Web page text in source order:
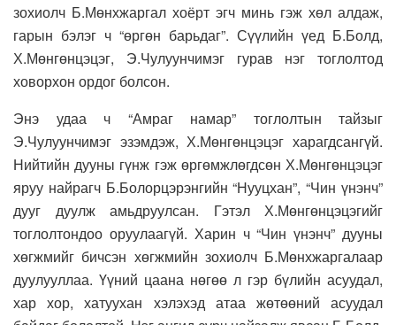
зохиолч Б.Мөнхжаргал хоёрт эгч минь гэж хөл алдаж,
гарын бэлэг ч “өргөн барьдаг”. Сүүлийн үед Б.Болд,
Х.Мөнгөнцэцэг, Э.Чулуунчимэг гурав нэг тоглолтод
ховорхон ордог болсон.
Энэ удаа ч “Амраг намар” тоглолтын тайзыг
Э.Чулуунчимэг эзэмдэж, Х.Мөнгөнцэцэг харагдсангүй.
Нийтийн дууны гүнж гэж өргөмжлөгдсөн Х.Мөнгөнцэцэг
яруу найрагч Б.Болорцэрэнгийн “Нууцхан”, “Чин үнэнч”
дууг дуулж амьдруулсан. Гэтэл Х.Мөнгөнцэцэгийг
тоглолтондоо оруулаагүй. Харин ч “Чин үнэнч” дууны
хөгжмийг бичсэн хөгжмийн зохиолч Б.Мөнхжаргалаар
дуулууллаа. Үүний цаана нөгөө л гэр бүлийн асуудал,
хар хор, хатуухан хэлэхэд атаа жөтөөний асуудал